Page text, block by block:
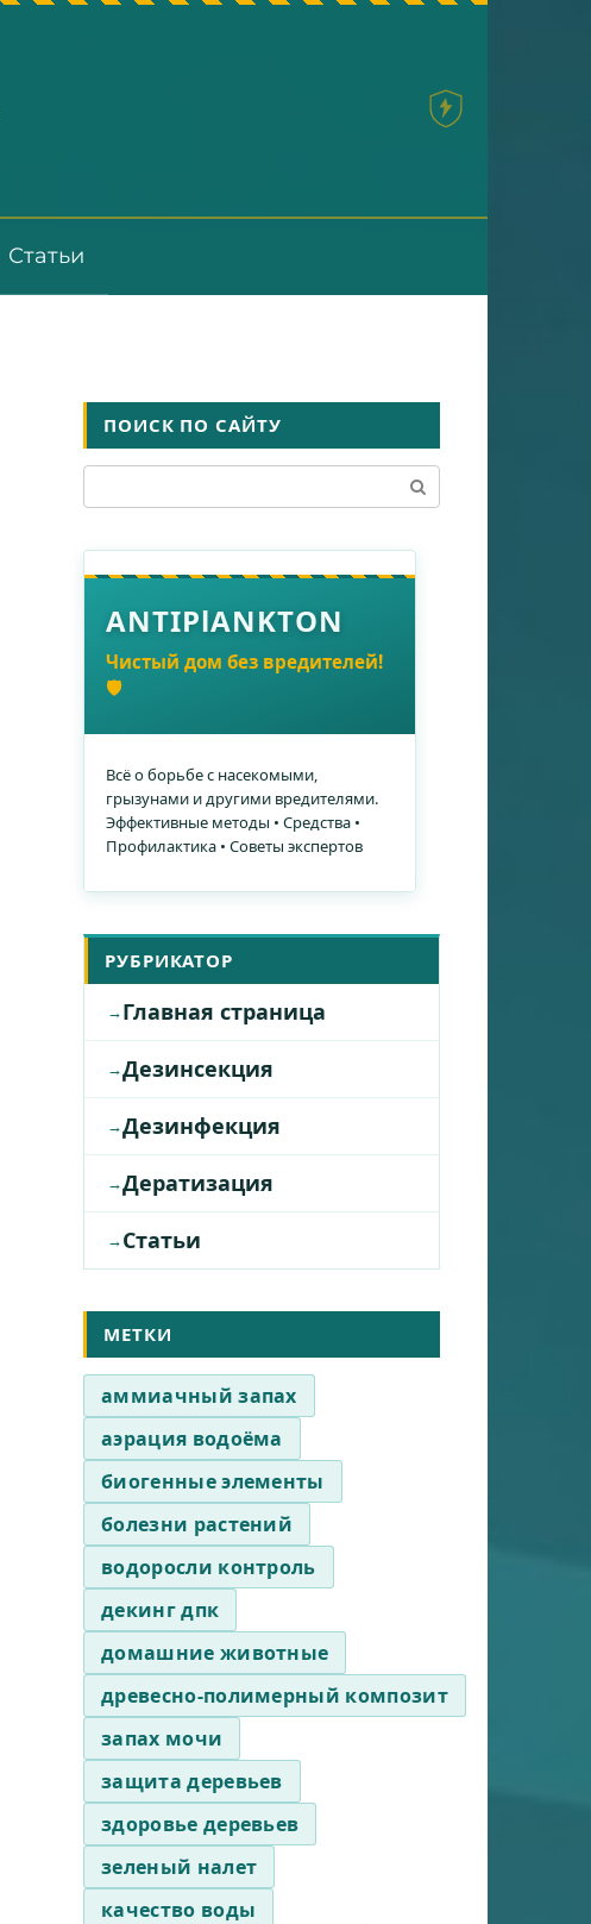
Статьи
ПОИСК ПО САЙТУ
ANTIPlANKTON
Чистый дом без вредителей!
🛡️
Всё о борьбе с насекомыми,
грызунами и другими вредителями.
Эффективные методы • Средства •
Профилактика • Советы экспертов
РУБРИКАТОР
Главная страница
Дезинсекция
Дезинфекция
Дератизация
Статьи
МЕТКИ
аммиачный запах
аэрация водоёма
биогенные элементы
болезни растений
водоросли контроль
декинг дпк
домашние животные
древесно-полимерный композит
запах мочи
защита деревьев
здоровье деревьев
зеленый налет
качество воды